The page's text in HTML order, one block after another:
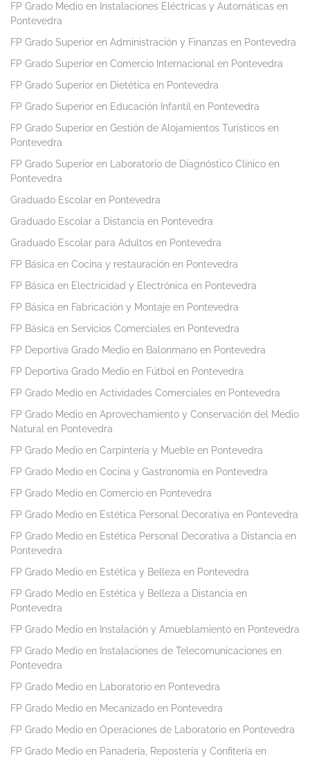
FP Grado Medio en Instalaciones Eléctricas y Automáticas en
Pontevedra
FP Grado Superior en Administración y Finanzas en Pontevedra
FP Grado Superior en Comercio Internacional en Pontevedra
FP Grado Superior en Dietética en Pontevedra
FP Grado Superior en Educación Infantil en Pontevedra
FP Grado Superior en Gestión de Alojamientos Turísticos en
Pontevedra
FP Grado Superior en Laboratorio de Diagnóstico Clínico en
Pontevedra
Graduado Escolar en Pontevedra
Graduado Escolar a Distancia en Pontevedra
Graduado Escolar para Adultos en Pontevedra
FP Básica en Cocina y restauración en Pontevedra
FP Básica en Electricidad y Electrónica en Pontevedra
FP Básica en Fabricación y Montaje en Pontevedra
FP Básica en Servicios Comerciales en Pontevedra
FP Deportiva Grado Medio en Balonmano en Pontevedra
FP Deportiva Grado Medio en Fútbol en Pontevedra
FP Grado Medio en Actividades Comerciales en Pontevedra
FP Grado Medio en Aprovechamiento y Conservación del Medio
Natural en Pontevedra
FP Grado Medio en Carpintería y Mueble en Pontevedra
FP Grado Medio en Cocina y Gastronomía en Pontevedra
FP Grado Medio en Comercio en Pontevedra
FP Grado Medio en Estética Personal Decorativa en Pontevedra
FP Grado Medio en Estética Personal Decorativa a Distancia en
Pontevedra
FP Grado Medio en Estética y Belleza en Pontevedra
FP Grado Medio en Estética y Belleza a Distancia en
Pontevedra
FP Grado Medio en Instalación y Amueblamiento en Pontevedra
FP Grado Medio en Instalaciones de Telecomunicaciones en
Pontevedra
FP Grado Medio en Laboratorio en Pontevedra
FP Grado Medio en Mecanizado en Pontevedra
FP Grado Medio en Operaciones de Laboratorio en Pontevedra
FP Grado Medio en Panadería, Repostería y Confitería en